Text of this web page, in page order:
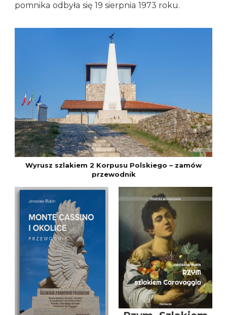
pomnika odbyła się 19 sierpnia 1973 roku.
Wyrusz szlakiem 2 Korpusu Polskiego – zamów
przewodnik